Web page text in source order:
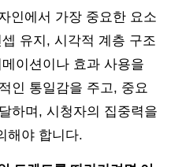
인에서 가장 중요한 요소
유지, 시각적 계층 구조
이션이나 효과 사용을
인 통일감을 주고, 중요
하며, 시청자의 집중력을
해야 합니다.